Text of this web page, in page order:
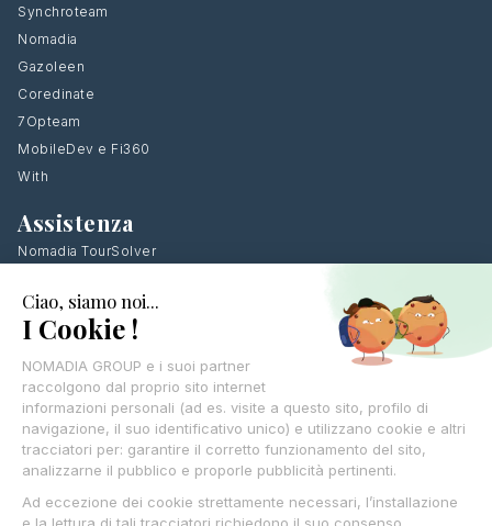
Synchroteam
Nomadia
Gazoleen
Coredinate
7Opteam
MobileDev e Fi360
With
Assistenza
Nomadia TourSolver
Lascia i tuoi recapiti, ti richiameremo
CONTATTI
Protezione dei dati personali – Politica Nomadia